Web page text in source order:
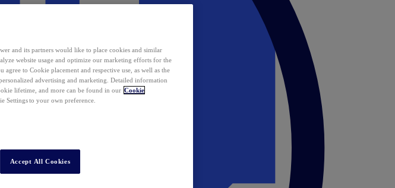
and its partners would like to place cookies and similar
website usage and optimize our marketing efforts for the
agree to Cookie placement and respective use, as well as the
advertising and marketing. Detailed information
lifetime, and more can be found in our Cookie
Settings to your own preference.
Accept All Cookies